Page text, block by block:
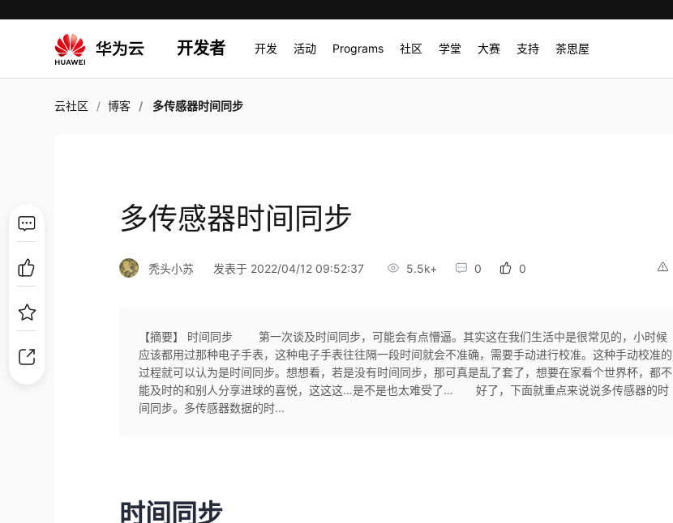
开发者 开发 活动 Programs 社区 学堂 大赛 支持 茶思屋
云社区 博客 多传感器时间同步
多传感器时间同步
秃头小苏 发表于 2022/04/12 09:52:37 5.5k+ 0 0
【摘要】 时间同步 第一次谈及时间同步，可能会有点懵逼。其实这在我们生活中是很常见的，小时候
应该都用过那种电子手表，这种电子手表往往隔一段时间就会不准确，需要手动进行校准。这种手动校准的
过程就可以认为是时间同步。想想看，若是没有时间同步，那可真是乱了套了，想要在家看个世界杯，都不
能及时的和别人分享进球的喜悦，这这这…是不是也太难受了… 好了，下面就重点来说说多传感器的时
间同步。多传感器数据的时...
时间同步